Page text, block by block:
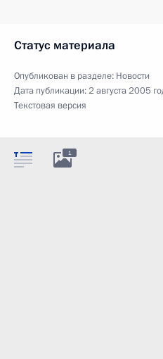
Статус материала
Опубликован в разделе: Новости
Дата публикации:2 августа 2005
Текстовая версия
1